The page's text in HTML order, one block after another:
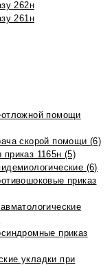
262н
261н
помощи
скорой помощи (6)
1165н (5)
(6)
приказ
приказ
укладки при